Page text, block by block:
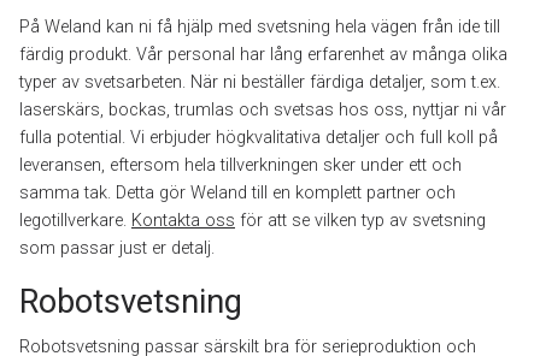
På Weland kan ni få hjälp med svetsning hela vägen från ide till
färdig produkt. Vår personal har lång erfarenhet av många olika
typer av svetsarbeten. När ni beställer färdiga detaljer, som t.ex.
laserskärs, bockas, trumlas och svetsas hos oss, nyttjar ni vår
fulla potential. Vi erbjuder högkvalitativa detaljer och full koll på
leveransen, eftersom hela tillverkningen sker under ett och
samma tak. Detta gör Weland till en komplett partner och
legotillverkare. Kontakta oss för att se vilken typ av svetsning
som passar just er detalj.
Robotsvetsning
Robotsvetsning passar särskilt bra för serieproduktion och